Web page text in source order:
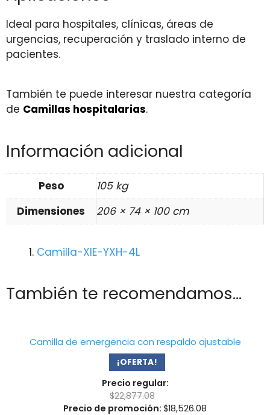
Ideal para hospitales, clínicas, áreas de
urgencias, recuperación y traslado interno de
pacientes.
También te puede interesar nuestra categoría
de Camillas hospitalarias.
Información adicional
Peso
105 kg
Dimensiones
206 × 74 × 100 cm
Camilla-XIE-YXH-4L
También te recomendamos…
Camilla de emergencia con respaldo ajustable
¡OFERTA!
Precio regular:
$22,877.08
Precio de promoción: $18,526.08